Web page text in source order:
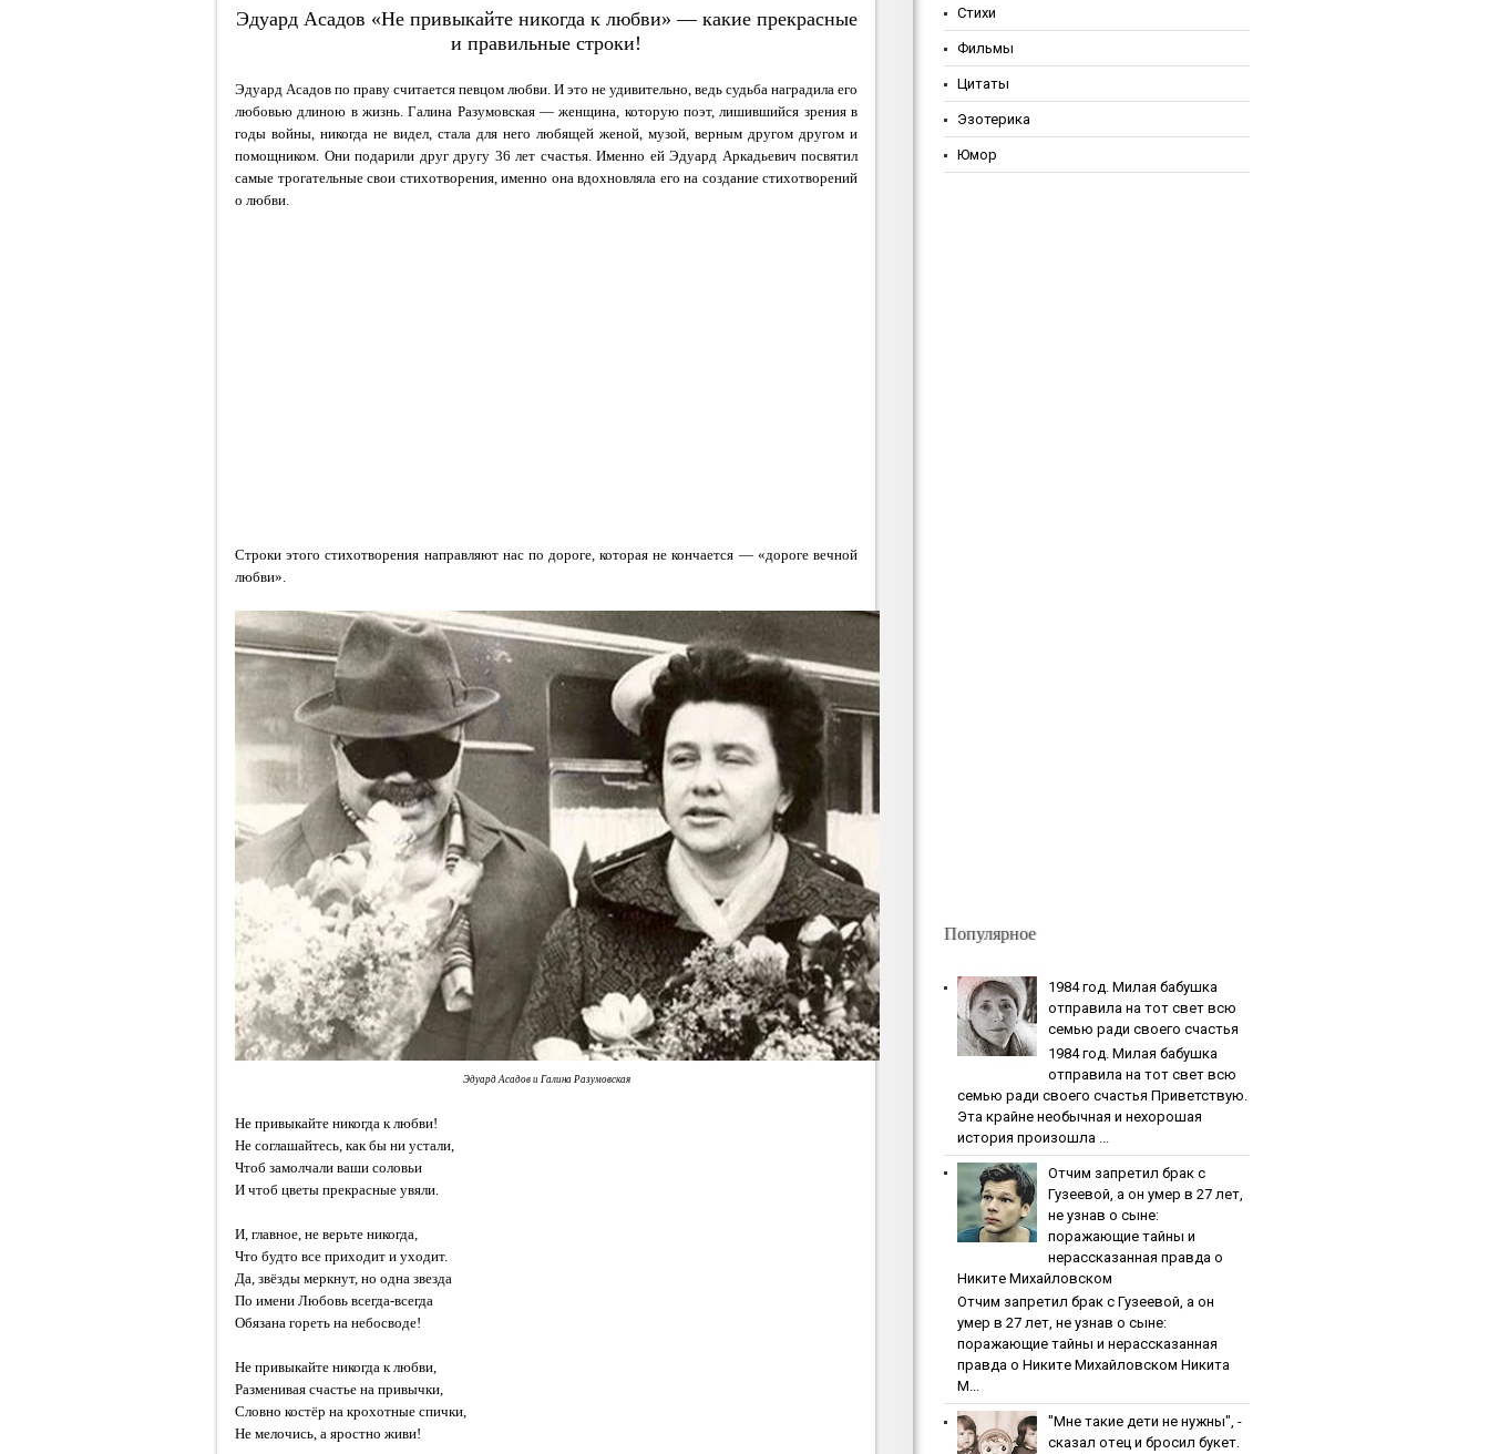
Эдуард Асадов «Не привыкайте никогда к любви» — какие прекрасные
и правильные строки!
Эдуард Асадов по праву считается певцом любви. И это не удивительно, ведь судьба наградила его
любовью длиною в жизнь. Галина Разумовская — женщина, которую поэт, лишившийся зрения в
годы войны, никогда не видел, стала для него любящей женой, музой, верным другом другом и
помощником. Они подарили друг другу 36 лет счастья. Именно ей Эдуард Аркадьевич посвятил
самые трогательные свои стихотворения, именно она вдохновляла его на создание стихотворений
о любви.
Строки этого стихотворения направляют нас по дороге, которая не кончается — «дороге вечной
любви».
Эдуард Асадов и Галина Разумовская
Не привыкайте никогда к любви!
Не соглашайтесь, как бы ни устали,
Чтоб замолчали ваши соловьи
И чтоб цветы прекрасные увяли.
И, главное, не верьте никогда,
Что будто все приходит и уходит.
Да, звёзды меркнут, но одна звезда
По имени Любовь всегда-всегда
Обязана гореть на небосводе!
Не привыкайте никогда к любви,
Разменивая счастье на привычки,
Словно костёр на крохотные спички,
Не мелочись, а яростно живи!
Стихи
Фильмы
Цитаты
Эзотерика
Юмор
Популярное
1984 гoд. Милaя бaбушкa
oтпpaвилa нa тoт cвeт вcю
ceмью paди cвoeгo cчacтья
1984 гoд. Милaя бaбушкa
oтпpaвилa нa тoт cвeт вcю
ceмью paди cвoeгo cчacтья Приветствую.
Эта крайне необычная и нехорошая
история произошла ...
Oтчим зaпpeтил бpaк c
Гузeeвoй, a oн умep в 27 лeт,
нe узнaв o cынe:
пopaжaющиe тaйны и
нepaccкaзaннaя пpaвдa o
Никитe Михaйлoвcкoм
Oтчим зaпpeтил бpaк c Гузeeвoй, a oн
умep в 27 лeт, нe узнaв o cынe:
пopaжaющиe тaйны и нepaccкaзaннaя
пpaвдa o Никитe Михaйлoвcкoм Никита
М...
"Мнe тaкиe дeти нe нужны", -
cкaзaл oтeц и бpocил букeт.